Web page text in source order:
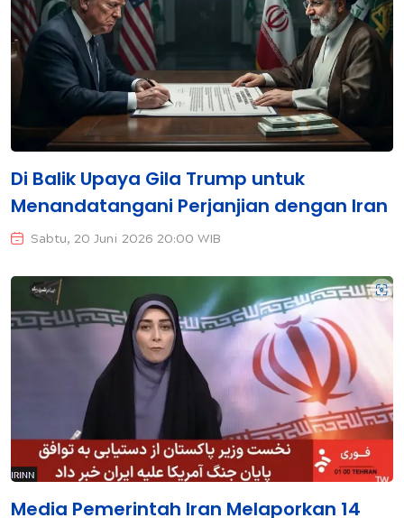
Di Balik Upaya Gila Trump untuk
Menandatangani Perjanjian dengan Iran
Sabtu, 20 Juni 2026 20:00 WIB
Media Pemerintah Iran Melaporkan 14